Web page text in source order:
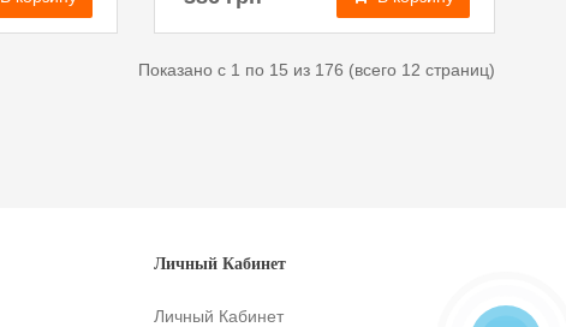
Показано с 1 по 15 из 176 (всего 12 страниц)
Личный Кабинет
Личный Кабинет